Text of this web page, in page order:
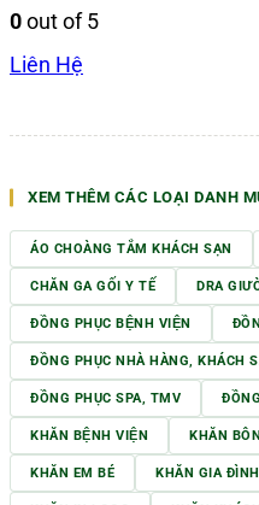
0out of 5
Liên Hệ
XEM THÊM CÁC LOẠI DANH
ÁO CHOÀNG TẮM KHÁCH SẠN
CHĂN GA GỐI Y TẾ DRA
ĐỒNG PHỤC BỆNH VIỆN
ĐỒNG PHỤC NHÀ HÀNG, KHÁCH
ĐỒNG PHỤC SPA, TMV
KHĂN BỆNH VIỆN KHĂN
KHĂN EM BÉ KHĂN GIA ĐÌNH